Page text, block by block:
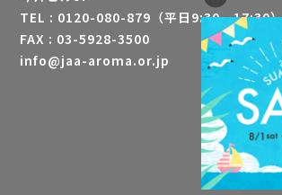
FAX : 03-5928-3500
info@jaa-aroma.or.jp